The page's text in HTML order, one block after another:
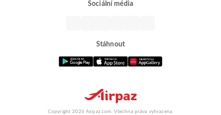
Sociální média
Stáhnout
Copyright 2026 Airpaz.com. Všechna práva vyhrazena.